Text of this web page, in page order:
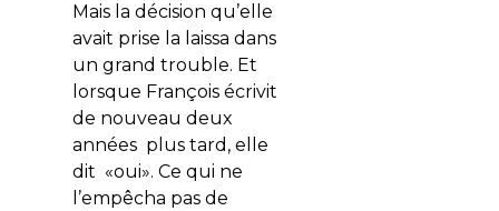
Mais la décision qu’elle
avait prise la laissa dans
un grand trouble. Et
lorsque François écrivit
de nouveau deux
années plus tard, elle
dit «oui». Ce qui ne
l’empêcha pas de